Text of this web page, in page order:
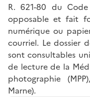
R. 621-80 du
opposable et fait
numérique ou
courriel. Le dossier
sont consultables
de lecture de la
photographie
Marne).